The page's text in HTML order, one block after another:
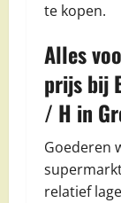
te kopen.
Alles
prijs bij
/ H in
Goederen
relatief